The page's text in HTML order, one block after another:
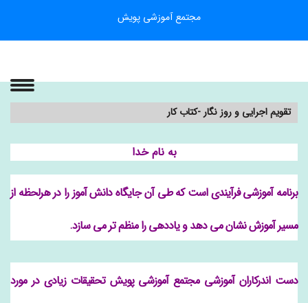
مجتمع آموزشی پویش
تقویم اجرایی و روز نگار -کتاب کار
به نام خدا
برنامه آموزشی فرآیندی است که طی آن جایگاه دانش آموز را در هرلحظه از
مسیر آموزش نشان می دهد و یاددهی را منظم تر می سازد.
دست اندرکاران آموزشی مجتمع آموزشی پویش تحقیقات زیادی در مورد